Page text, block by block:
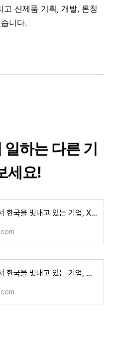
신제품 기획, 개발, 론칭
니다.
하는 다른 기
세요!
실리콘밸리에서 한국을 빛내고 있는 기업, XL8을 소개합니다.
실리콘밸리에서 한국을 빛내고 있는 기업, MOLOCO 을 소개합니다.